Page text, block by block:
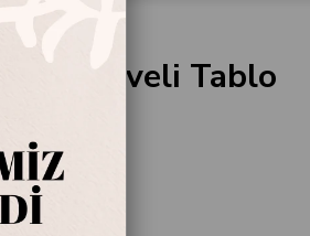
Çerçeveli Tablo
Tablo